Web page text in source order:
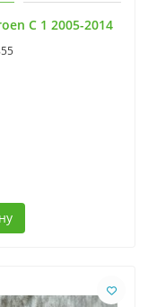
C 1 2005-2014